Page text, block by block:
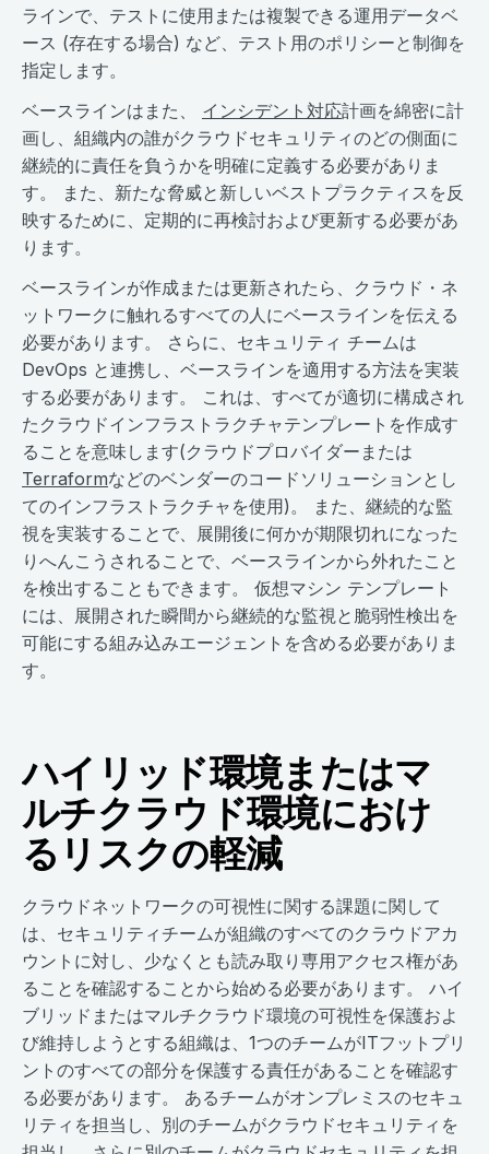
ラインで、テストに使用または複製できる運用データベ
ース (存在する場合) など、テスト用のポリシーと制御を
指定します。
ベースラインはまた、 インシデント対応計画を綿密に計
画し、組織内の誰がクラウドセキュリティのどの側面に
継続的に責任を負うかを明確に定義する必要がありま
す。 また、新たな脅威と新しいベストプラクティスを反
映するために、定期的に再検討および更新する必要があ
ります。
ベースラインが作成または更新されたら、クラウド・ネ
ットワークに触れるすべての人にベースラインを伝える
必要があります。 さらに、セキュリティ チームは
DevOps と連携し、ベースラインを適用する方法を実装
する必要があります。 これは、すべてが適切に構成され
たクラウドインフラストラクチャテンプレートを作成す
ることを意味します(クラウドプロバイダーまたは
Terraformなどのベンダーのコードソリューションとし
てのインフラストラクチャを使用)。 また、継続的な監
視を実装することで、展開後に何かが期限切れになった
りへんこうされることで、ベースラインから外れたこと
を検出することもできます。 仮想マシン テンプレート
には、展開された瞬間から継続的な監視と脆弱性検出を
可能にする組み込みエージェントを含める必要がありま
す。
ハイリッド環境またはマ
ルチクラウド環境におけ
るリスクの軽減
クラウドネットワークの可視性に関する課題に関して
は、セキュリティチームが組織のすべてのクラウドアカ
ウントに対し、少なくとも読み取り専用アクセス権があ
ることを確認することから始める必要があります。 ハイ
ブリッドまたはマルチクラウド環境の可視性を保護およ
び維持しようとする組織は、1つのチームがITフットプリ
ントのすべての部分を保護する責任があることを確認す
る必要があります。 あるチームがオンプレミスのセキュ
リティを担当し、別のチームがクラウドセキュリティを